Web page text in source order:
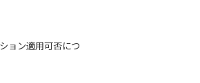
ョン適用可否につ